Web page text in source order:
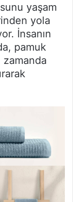
yaşam
yola
İnsanın
pamuk
zamanda